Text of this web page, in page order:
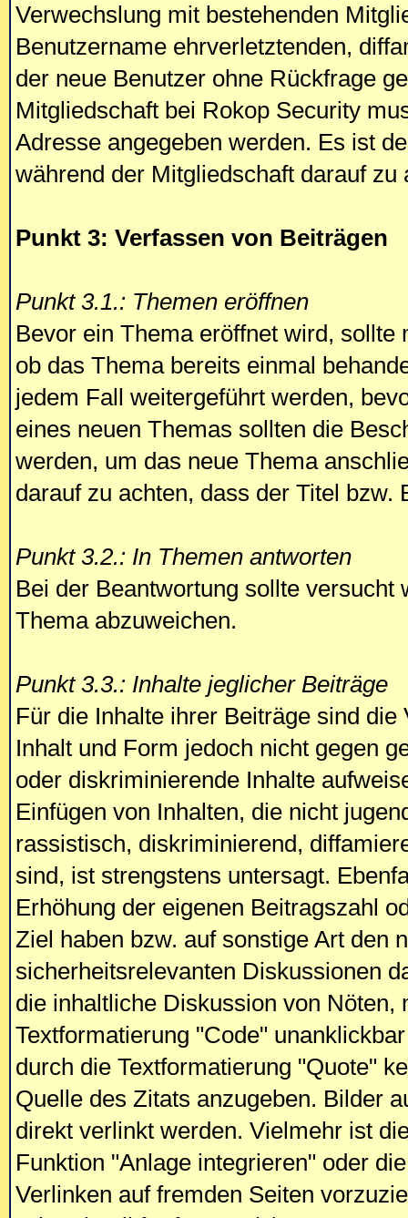
Verwechslung mit bestehenden
Benutzername ehrverletztenden,
der neue Benutzer ohne Rückfrage
Mitgliedschaft bei Rokop Security
Adresse angegeben werden. Es ist
während der Mitgliedschaft darauf
Punkt 3: Verfassen von Beiträgen
Punkt 3.1.: Themen eröffnen
Bevor ein Thema eröffnet wird,
ob das Thema bereits einmal
jedem Fall weitergeführt werden,
eines neuen Themas sollten die
werden, um das neue Thema
darauf zu achten, dass der Titel
Punkt 3.2.: In Themen antworten
Bei der Beantwortung sollte
Thema abzuweichen.
Punkt 3.3.: Inhalte jeglicher Beiträge
Für die Inhalte ihrer Beiträge sind
Inhalt und Form jedoch nicht gegen
oder diskriminierende Inhalte
Einfügen von Inhalten, die nicht
rassistisch, diskriminierend,
sind, ist strengstens untersagt.
Erhöhung der eigenen Beitragszahl
Ziel haben bzw. auf sonstige Art den
sicherheitsrelevanten Diskussionen
die inhaltliche Diskussion von
Textformatierung "Code"
durch die Textformatierung "Quote"
Quelle des Zitats anzugeben. Bilder
direkt verlinkt werden. Vielmehr ist
Funktion "Anlage integrieren" oder
Verlinken auf fremden Seiten